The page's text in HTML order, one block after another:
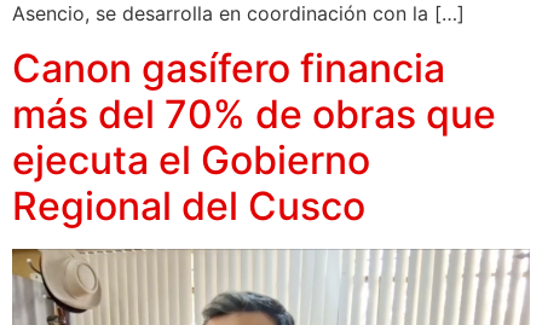
Asencio, se desarrolla en coordinación con la […]
Canon gasífero financia
más del 70% de obras que
ejecuta el Gobierno
Regional del Cusco